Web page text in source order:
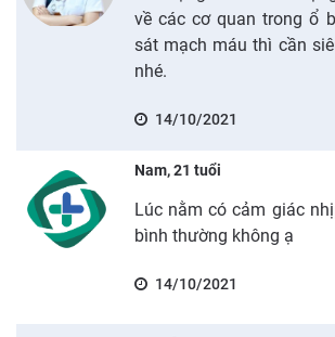
về các cơ quan trong ổ
sát mạch máu thì cần
nhé.
14/10/2021
Nam, 21 tuổi
Lúc nằm có cảm giác
bình thường không ạ
14/10/2021